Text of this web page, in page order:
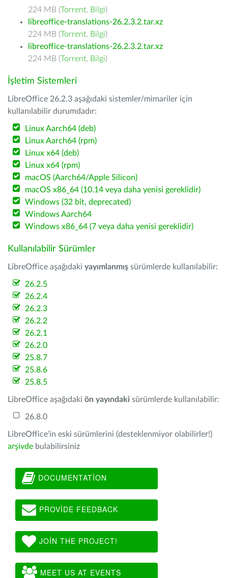
224 MB (Torrent, Bilgi)
libreoffice-translations-26.2.3.2.tar.xz
224 MB (Torrent, Bilgi)
libreoffice-translations-26.2.3.2.tar.xz
224 MB (Torrent, Bilgi)
İşletim Sistemleri
LibreOffice 26.2.3 aşağıdaki sistemler/mimariler için
kullanılabilir durumdadır:
Linux Aarch64 (deb)
Linux Aarch64 (rpm)
Linux x64 (deb)
Linux x64 (rpm)
macOS (Aarch64/Apple Silicon)
macOS x86_64 (10.14 veya daha yenisi gereklidir)
Windows (32 bit, deprecated)
Windows Aarch64
Windows x86_64 (7 veya daha yenisi gereklidir)
Kullanılabilir Sürümler
LibreOffice aşağıdaki yayımlanmış sürümlerde kullanılabilir:
26.2.5
26.2.4
26.2.3
26.2.2
26.2.1
26.2.0
25.8.7
25.8.6
25.8.5
LibreOffice aşağıdaki ön yayındaki sürümlerde kullanılabilir:
26.8.0
LibreOffice'in eski sürümlerini (desteklenmiyor olabilirler!)
arşivde bulabilirsiniz
DOCUMENTATION
PROVIDE FEEDBACK
JOIN THE PROJECT!
MEET US AT EVENTS